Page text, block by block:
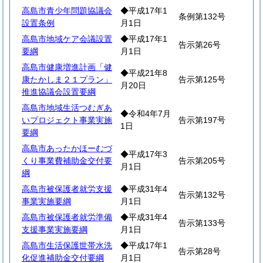
高島市青少年問題協議会
設置条例
◆平成17年1
月1日
条例第132号
高島市地域ケア会議設置
要綱
◆平成17年1
月1日
告示第26号
高島市健康増進計画「健
康たかしま２１プラン」
推進協議会設置要綱
◆平成21年8
月20日
告示第125号
高島市地域生活つむぎあ
いプロジェクト事業実施
要綱
◆令和4年7月
1日
告示第197号
高島市あったかほーむづ
くり事業費補助金交付要
綱
◆平成17年3
月1日
告示第205号
高島市被保護者就労支援
事業実施要綱
◆平成31年4
月1日
告示第132号
高島市被保護者就労準備
支援事業実施要綱
◆平成31年4
月1日
告示第133号
高島市生活保護世帯水洗
化促進補助金交付要綱
◆平成17年1
月1日
告示第28号